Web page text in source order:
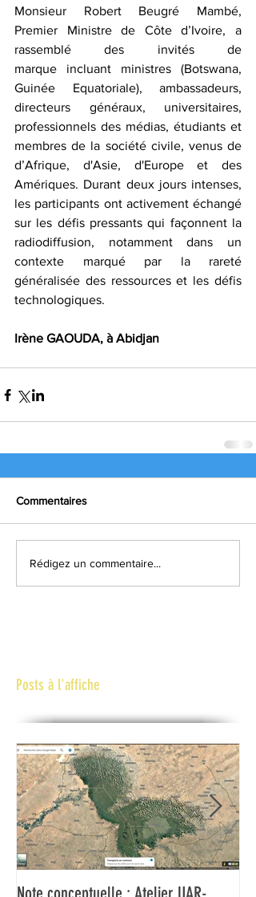
Monsieur Robert Beugré Mambé,
Premier Ministre de Côte d’Ivoire, a
rassemblé des invités de
marque incluant ministres (Botswana,
Guinée Equatoriale), ambassadeurs,
directeurs généraux, universitaires,
professionnels des médias, étudiants et
membres de la société civile, venus de
d’Afrique, d'Asie, d'Europe et des
Amériques. Durant deux jours intenses,
les participants ont activement échangé
sur les défis pressants qui façonnent la
radiodiffusion, notamment dans un
contexte marqué par la rareté
généralisée des ressources et les défis
technologiques.
Irène GAOUDA, à Abidjan
Commentaires
Rédigez un commentaire...
Posts à l'affiche